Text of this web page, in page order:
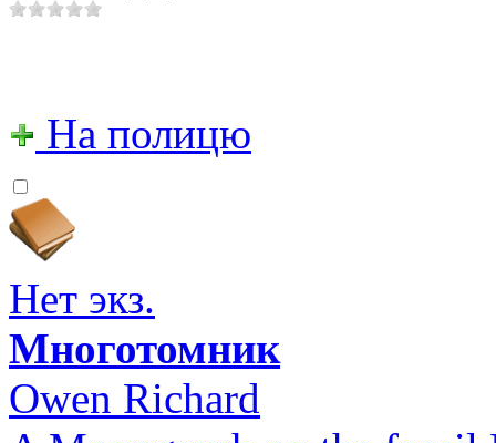
На полицю
Нет экз.
Многотомник
Owen Richard